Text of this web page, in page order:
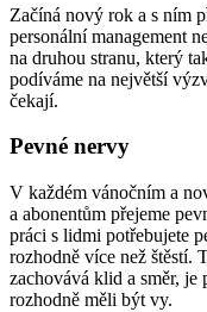
Začíná nový rok a s ním
personální management
na druhou stranu, který
podíváme na největší
čekají.
Pevné nervy
V každém vánočním a
a abonentům přejeme
práci s lidmi potřebujete
rozhodně více než štěstí.
zachovává klid a směr,
rozhodně měli být vy.